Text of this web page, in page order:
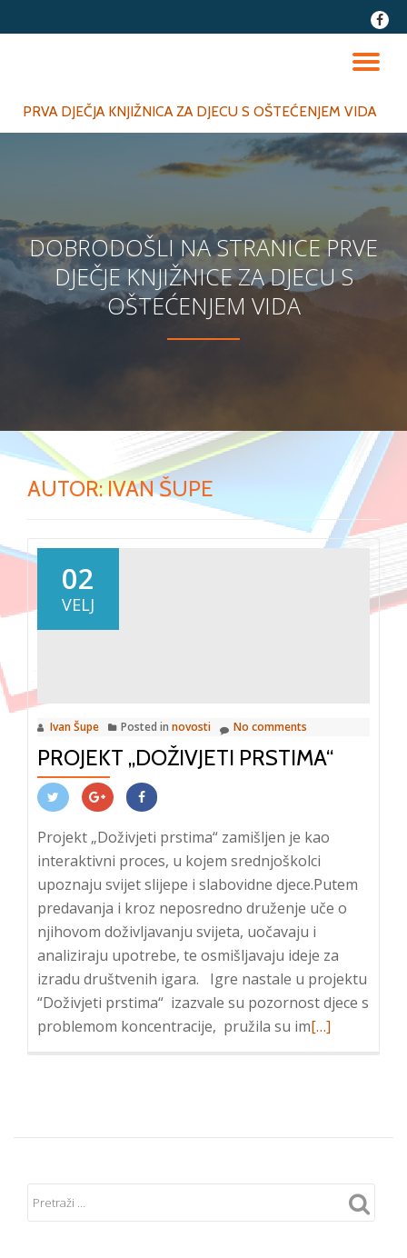
fa-
PRVA DJEČJA KNJIŽNICA ZA DJECU S OŠTEĆENJEM VIDA
DOBRODOŠLI NA STRANICE PRVE
DJEČJE KNJIŽNICE ZA DJECU S
OŠTEĆENJEM VIDA
AUTOR:IVAN ŠUPE
02
VELJ
Ivan Šupe Posted in novosti No comments
PROJEKT „DOŽIVJETI PRSTIMA“
Projekt „Doživjeti prstima“ zamišljen je kao
interaktivni proces, u kojem srednjoškolci
upoznaju svijet slijepe i slabovidne djece.Putem
predavanja i kroz neposredno druženje uče o
njihovom doživljavanju svijeta, uočavaju i
analiziraju upotrebe, te osmišljavaju ideje za
izradu društvenih igara. Igre nastale u projektu
“Doživjeti prstima“ izazvale su pozornost djece s
problemom koncentracije, pružila su imRead
prstima“
[…]